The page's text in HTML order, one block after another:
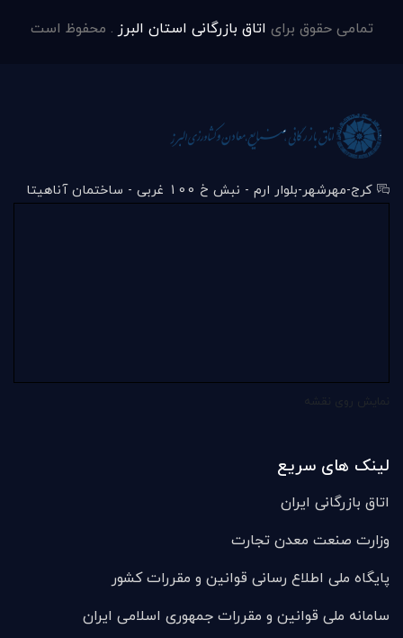
تمامی حقوق برای اتاق بازرگانی استان البرز . محفوظ است
کرج-مهرشهر-بلوار ارم - نبش خ 100 غربی - ساختمان آناهیتا
لینک های سریع
اتاق بازرگانی ایران
وزارت صنعت معدن تجارت
پایگاه ملی اطلاع رسانی قوانین و مقررات کشور
سامانه ملی قوانين و مقررات جمهوری اسلامی ایران